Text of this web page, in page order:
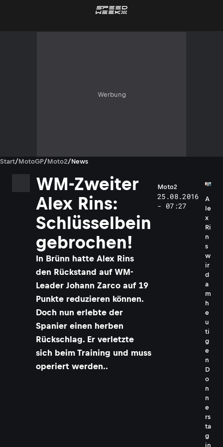
Werbung
Start/MotoGP/Moto2/News
WM-Zweiter
Alex Rins:
Schlüsselbein
gebrochen!
In Brünn hatte Alex Rins
den Rückstand auf WM-
Leader Johann Zarco auf 19
Punkte reduzieren können.
Doch nun erlebte der
Spanier einen herben
Rückschlag. Er verletzte
sich beim Training und muss
operiert werden..
Moto2
25.08.2016
- 07:27
A
le
x
Ri
n
s
w
ir
d
a
m
h
e
u
ti
g
e
n
D
o
n
n
e
rs
ta
g
in